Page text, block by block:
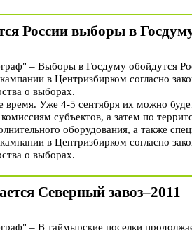
России выборы в
– Выборы в Госдуму обойдутся
в Центризбирком согласно
о выборах.
Уже 4-5 сентября их можно
субъектов, а затем по
оборудования, а также
в Центризбирком согласно
о выборах.
Северный завоз–2011
– В таймырские поселки